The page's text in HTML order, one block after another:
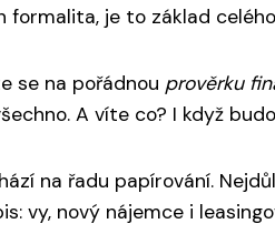
formalita, je to základ
se na pořádnou prověrku
A víte co? I když
na řadu papírování.
vy, nový nájemce i